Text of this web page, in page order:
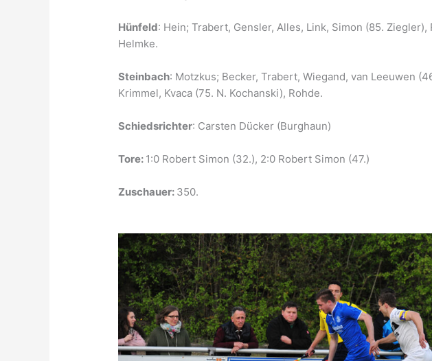
Hünfeld: Hein; Trabert, Gensler, Alles, Link, Simon (85.
Helmke.
Steinbach: Motzkus; Becker, Trabert, Wiegand, van Leeuwen
Krimmel, Kvaca (75. N. Kochanski), Rohde.
Schiedsrichter: Carsten Dücker (Burghaun)
Tore: 1:0 Robert Simon (32.), 2:0 Robert Simon (47.)
Zuschauer: 350.